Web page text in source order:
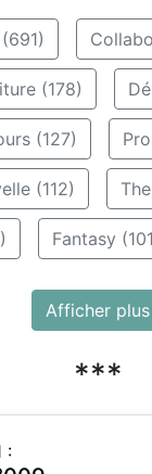
(178)
(127)
(112)
Fantasy
Afficher plus
***
: